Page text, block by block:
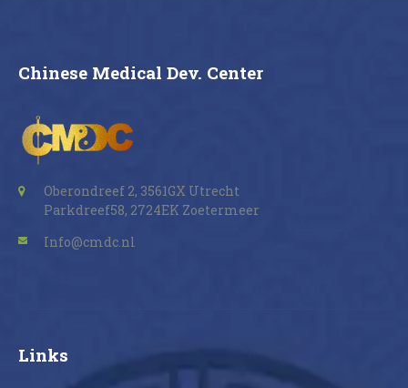
Chinese Medical Dev. Center
Oberondreef 2, 3561GX Utrecht
Parkdreef58, 2724EK Zoetermeer
Info@cmdc.nl
Links